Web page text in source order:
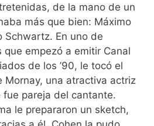
de la mano de un
más que bien: Máximo
Schwartz. En uno de
que empezó a emitir Canal
de los ’90, le tocó el
Mornay, una atractiva actriz
fue pareja del cantante.
le prepararon un sketch,